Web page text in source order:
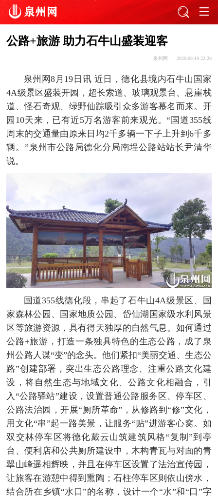
公路+旅游 助力石牛山盛装迎客
泉州网 2020-08-19 22:28
泉州网8月19日讯 近日，德化县境内石牛山国家
4A级景区盛装开园，超长索道、玻璃观景台、悬崖栈
道、怪石奇观、绿野仙踪吸引众多游客慕名而来。开
园10天来，已有近5万名游客前来观光。“国道355线
周末的交通量由原来日均2千多辆一下子上升到6千多
辆。”泉州市公路局德化分局南埕公路站站长尹清华
说。
国道355线德化段，串起了石牛山4A级景区、国
家森林公园、国家地质公园、岱仙湖国家级水利风景
区等旅游资源，具有得天独厚的自然气息。如何通过
公路+旅游，打造一条独具特色的生态公路，成了泉
州公路人谋“变”的念头。他们紧扣“美丽交通、生态公
路”创建部署，突出生态公路理念、注重公路文化建
设，将自然生态与地域文化、公路文化相融合，引
入“公路驿站”建设，设置普通公路服务区、停车区、
公路法治园，开展“厕所革命”，从修路到“修”文化，
用文化“串”起一路美景，让服务“贴”进游客心窝。如
双交林停车区将德化戴云山筑建筑风格“复制”到亭
台、便利店和公共厕所建设中，木构青瓦与对面的青
翠山峰遥相辉映，并且在停车区设置了法治宣传园，
让旅客在游憩中得到熏陶；石柱停车区则依山傍水，
结合所在乡镇“水口”的名称，设计一个“水”和“口”字